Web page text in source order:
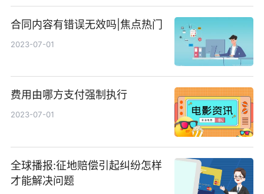
合同内容有错误无效吗|焦点热门
2023-07-01
费用由哪方支付强制执行
2023-07-01
全球播报:征地赔偿引起纠纷怎样
才能解决问题